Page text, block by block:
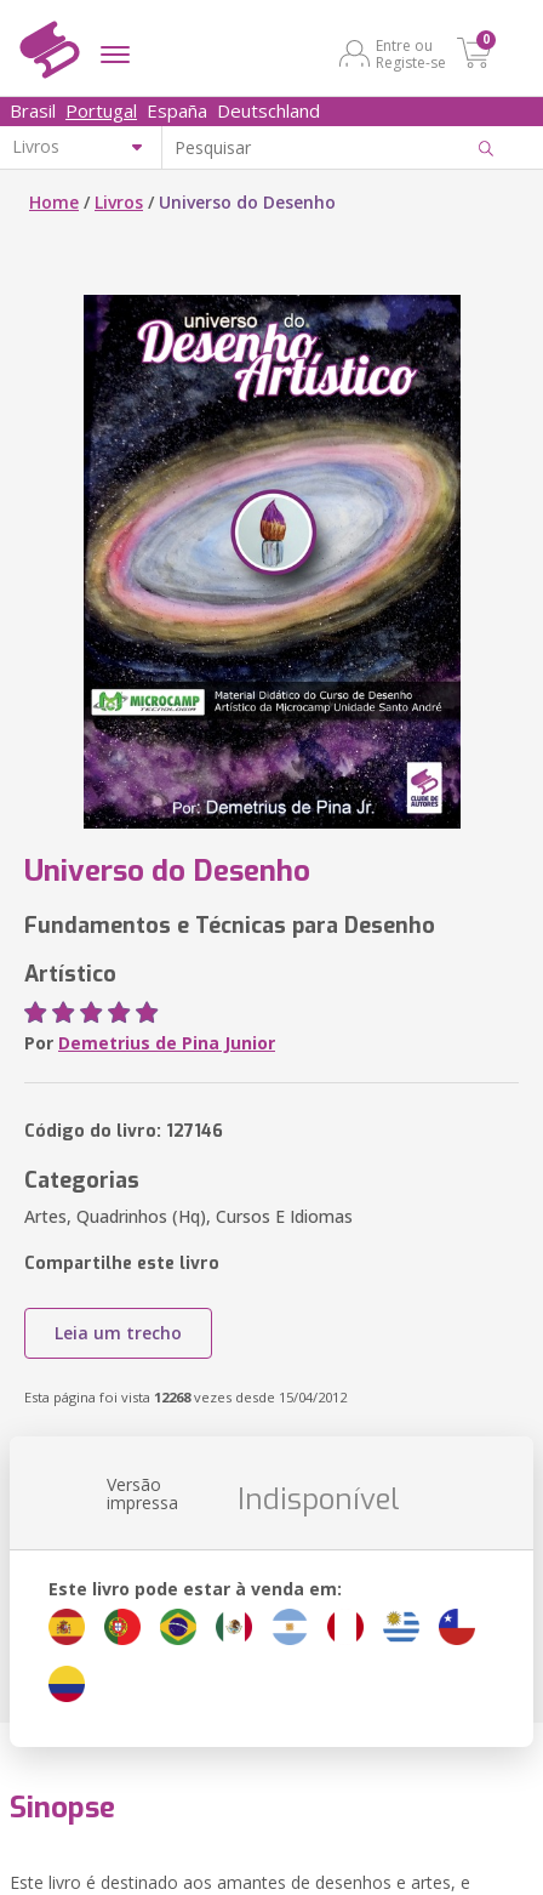
Entre ou
Registe-se
0
Brasil Portugal España Deutschland
Home / Livros / Universo do Desenho
Universo do Desenho
Fundamentos e Técnicas para Desenho
Artístico
Por Demetrius de Pina Junior
Código do livro: 127146
Categorias
Artes, Quadrinhos (Hq), Cursos E Idiomas
Compartilhe este livro
Leia um trecho
Esta página foi vista 12268vezes desde 15/04/2012
Versão
impressa Indisponível
Este livro pode estar à venda em:
Sinopse
Este livro é destinado aos amantes de desenhos e artes, e